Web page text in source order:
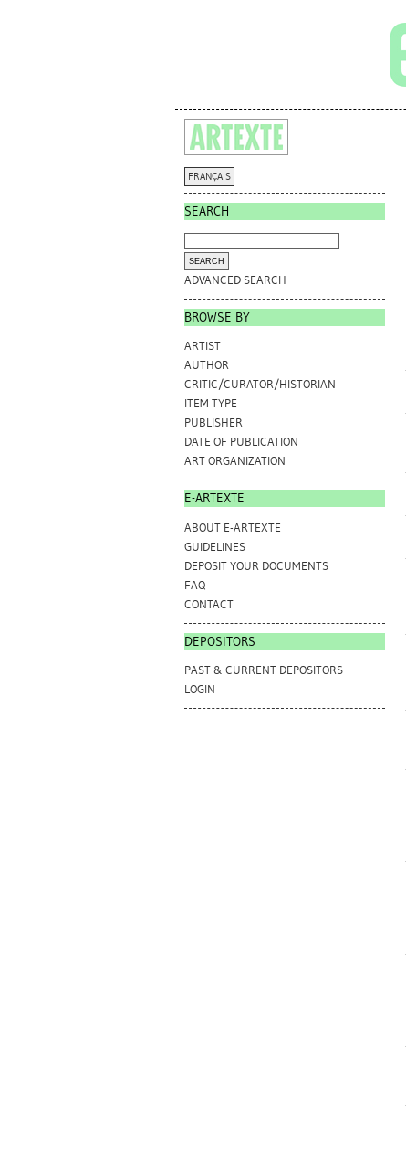
FRANÇAIS
SEARCH
ADVANCED SEARCH
BROWSE BY
ARTIST
AUTHOR
CRITIC/CURATOR/HISTORIAN
ITEM TYPE
PUBLISHER
DATE OF PUBLICATION
ART ORGANIZATION
E-ARTEXTE
ABOUT E-ARTEXTE
GUIDELINES
DEPOSIT YOUR DOCUMENTS
FAQ
CONTACT
DEPOSITORS
PAST & CURRENT DEPOSITORS
LOGIN